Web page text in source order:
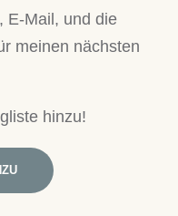
E-Mail, und die
meinen nächsten
hinzu!